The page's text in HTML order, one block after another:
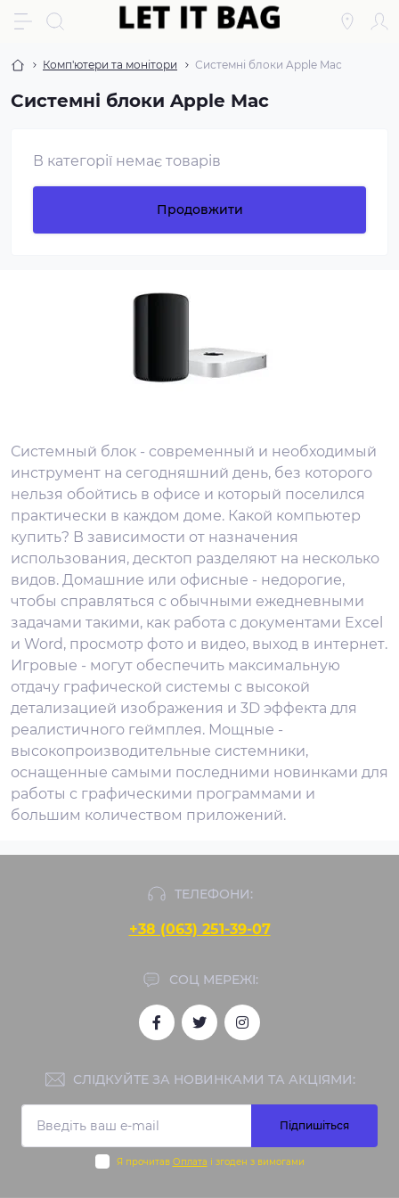
Комп'ютери та монітори Системні блоки Apple Mac
Системні блоки Apple Mac
В категорії немає товарів
Продовжити
Системный блок - современный и необходимый
инструмент на сегодняшний день, без которого
нельзя обойтись в офисе и который поселился
практически в каждом доме. Какой компьютер
купить? В зависимости от назначения
использования, десктоп разделяют на несколько
видов. Домашние или офисные - недорогие,
чтобы справляться с обычными ежедневными
задачами такими, как работа с документами Excel
и Word, просмотр фото и видео, выход в интернет.
Игровые - могут обеспечить максимальную
отдачу графической системы с высокой
детализацией изображения и 3D эффекта для
реалистичного геймплея. Мощные -
высокопроизводительные системники,
оснащенные самыми последними новинками для
работы с графическими программами и
большим количеством приложений.
ТЕЛЕФОНИ:
+38 (063) 251-39-07
СОЦ МЕРЕЖІ:
СЛІДКУЙТЕ ЗА НОВИНКАМИ ТА АКЦІЯМИ:
Підпишіться
Я прочитав Оплата і згоден з вимогами